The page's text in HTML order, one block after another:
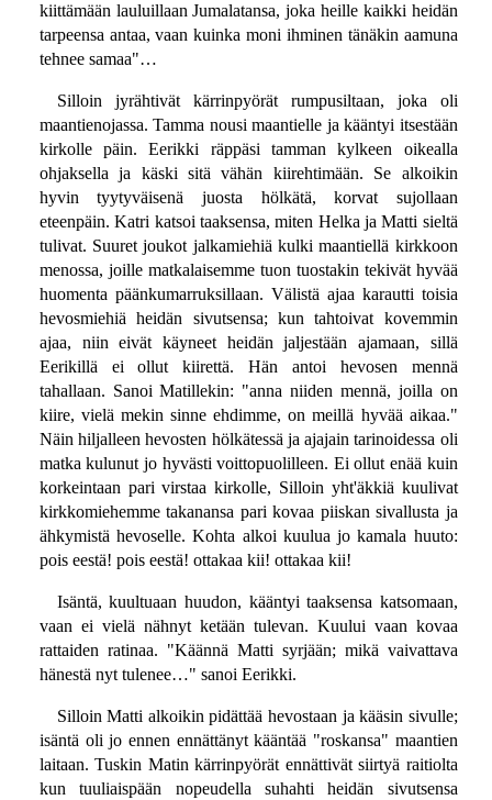
kiittämään lauluillaan Jumalatansa, joka heille kaikki heidän
tarpeensa antaa, vaan kuinka moni ihminen tänäkin aamuna
tehnee samaa"…
Silloin jyrähtivät kärrinpyörät rumpusiltaan, joka oli
maantienojassa. Tamma nousi maantielle ja kääntyi itsestään
kirkolle päin. Eerikki räppäsi tamman kylkeen oikealla
ohjaksella ja käski sitä vähän kiirehtimään. Se alkoikin
hyvin tyytyväisenä juosta hölkätä, korvat sujollaan
eteenpäin. Katri katsoi taaksensa, miten Helka ja Matti sieltä
tulivat. Suuret joukot jalkamiehiä kulki maantiellä kirkkoon
menossa, joille matkalaisemme tuon tuostakin tekivät hyvää
huomenta päänkumarruksillaan. Välistä ajaa karautti toisia
hevosmiehiä heidän sivutsensa; kun tahtoivat kovemmin
ajaa, niin eivät käyneet heidän jaljestään ajamaan, sillä
Eerikillä ei ollut kiirettä. Hän antoi hevosen mennä
tahallaan. Sanoi Matillekin: "anna niiden mennä, joilla on
kiire, vielä mekin sinne ehdimme, on meillä hyvää aikaa."
Näin hiljalleen hevosten hölkätessä ja ajajain tarinoidessa oli
matka kulunut jo hyvästi voittopuolilleen. Ei ollut enää kuin
korkeintaan pari virstaa kirkolle, Silloin yht'äkkiä kuulivat
kirkkomiehemme takanansa pari kovaa piiskan sivallusta ja
ähkymistä hevoselle. Kohta alkoi kuulua jo kamala huuto:
pois eestä! pois eestä! ottakaa kii! ottakaa kii!
Isäntä, kuultuaan huudon, kääntyi taaksensa katsomaan,
vaan ei vielä nähnyt ketään tulevan. Kuului vaan kovaa
rattaiden ratinaa. "Käännä Matti syrjään; mikä vaivattava
hänestä nyt tulenee…" sanoi Eerikki.
Silloin Matti alkoikin pidättää hevostaan ja kääsin sivulle;
isäntä oli jo ennen ennättänyt kääntää "roskansa" maantien
laitaan. Tuskin Matin kärrinpyörät ennättivät siirtyä raitiolta
kun tuuliaispään nopeudella suhahti heidän sivutsensa